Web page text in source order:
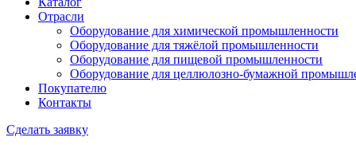
Отрасли
Оборудование для химической промышленности
Оборудование для тяжёлой промышленности
Оборудование для пищевой промышленности
Оборудование для целлюлозно-бумажной
Покупателю
Контакты
Сделать заявку